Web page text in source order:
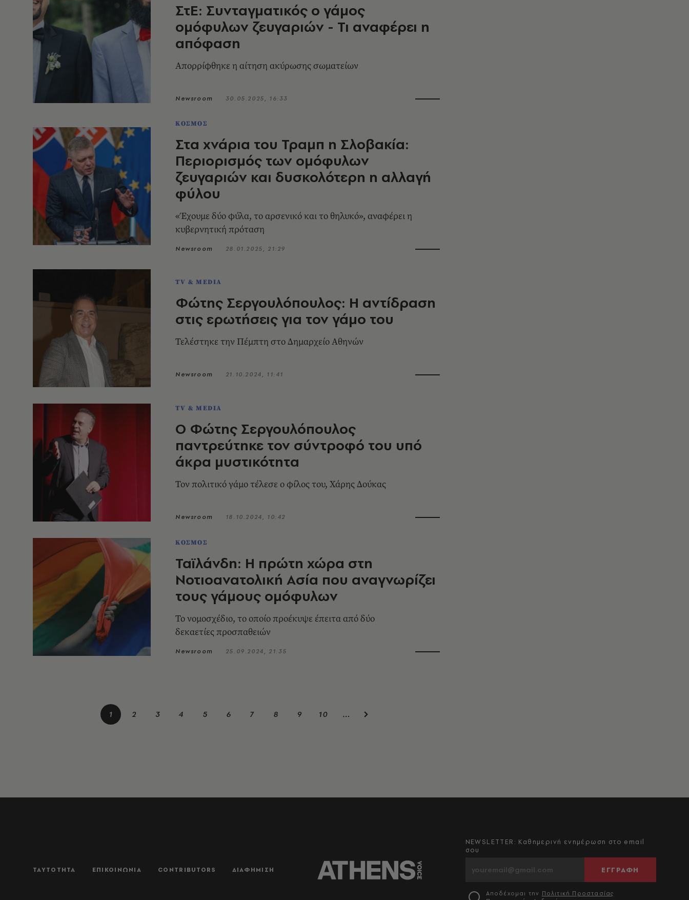
ΣτΕ: Συνταγματικός ο γάμος
ομόφυλων ζευγαριών - Τι αναφέρει η
απόφαση
Απορρίφθηκε η αίτηση ακύρωσης σωματείων
Newsroom 30.05.2025, 16:33
ΚΟΣΜΟΣ
Στα χνάρια του Τραμπ η Σλοβακία:
Περιορισμός των ομόφυλων
ζευγαριών και δυσκολότερη η αλλαγή
φύλου
«Έχουμε δύο φύλα, το αρσενικό και το θηλυκό», αναφέρει η
κυβερνητική πρόταση
Newsroom 28.01.2025, 21:29
TV & MEDIA
Φώτης Σεργουλόπουλος: Η αντίδραση
στις ερωτήσεις για τον γάμο του
Τελέστηκε την Πέμπτη στο Δημαρχείο Αθηνών
Newsroom 21.10.2024, 11:41
TV & MEDIA
Ο Φώτης Σεργουλόπουλος
παντρεύτηκε τον σύντροφό του υπό
άκρα μυστικότητα
Τον πολιτικό γάμο τέλεσε ο φίλος του, Χάρης Δούκας
Newsroom 18.10.2024, 10:42
ΚΟΣΜΟΣ
Ταϊλάνδη: Η πρώτη χώρα στη
Νοτιοανατολική Ασία που αναγνωρίζει
τους γάμους ομόφυλων
Το νομοσχέδιο, το οποίο προέκυψε έπειτα από δύο
δεκαετίες προσπαθειών
Newsroom 25.09.2024, 21:35
1 2 3 4 5 6 7 8 9 10 …
ΤΑΥΤΟΤΗΤΑ ΕΠΙΚΟΙΝΩΝΙΑ CONTRIBUTORS ΔΙΑΦΗΜΙΣΗ
NEWSLETTER: Καθημερινή ενημέρωση στο email
σου
ΕΓΓΡΑΦΗ
Αποδέχομαι την Πολιτική Προστασίας